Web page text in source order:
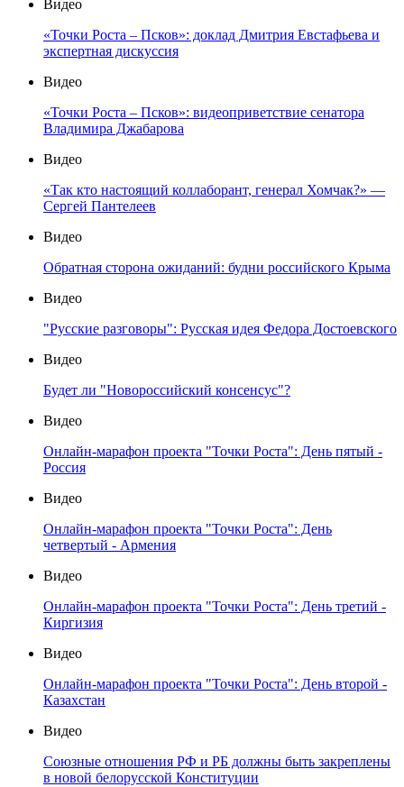
Видео
«Точки Роста – Псков»: доклад Дмитрия Евстафьева и
экспертная дискуссия
Видео
«Точки Роста – Псков»: видеоприветствие сенатора
Владимира Джабарова
Видео
«Так кто настоящий коллаборант, генерал Хомчак?» —
Сергей Пантелеев
Видео
Обратная сторона ожиданий: будни российского Крыма
Видео
"Русские разговоры": Русская идея Федора Достоевского
Видео
Будет ли "Новороссийский консенсус"?
Видео
Онлайн-марафон проекта "Точки Роста": День пятый -
Россия
Видео
Онлайн-марафон проекта "Точки Роста": День
четвертый - Армения
Видео
Онлайн-марафон проекта "Точки Роста": День третий -
Киргизия
Видео
Онлайн-марафон проекта "Точки Роста": День второй -
Казахстан
Видео
Союзные отношения РФ и РБ должны быть закреплены
в новой белорусской Конституции